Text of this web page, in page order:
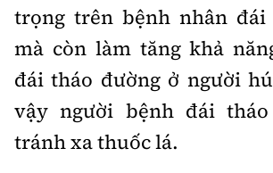
trọng trên bệnh nhân đái
mà còn làm tăng khả
đái tháo đường ở người
vậy người bệnh đái
tránh xa thuốc lá.